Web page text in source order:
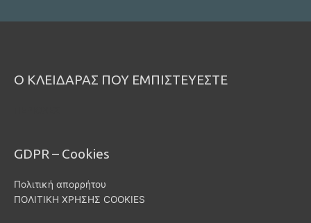
Ο ΚΛΕΙΔΑΡΑΣ ΠΟΥ ΕΜΠΙΣΤΕΥΕΣΤΕ
GDPR – Cookies
Πολιτική απορρήτου
ΠΟΛΙΤΙΚΗ ΧΡΗΣΗΣ COOKIES